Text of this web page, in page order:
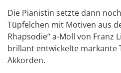
Die Pianistin setzte dann
Tüpfelchen mit Motiven aus
Rhapsodie“ a-Moll von Franz
brillant entwickelte markante
Akkorden.